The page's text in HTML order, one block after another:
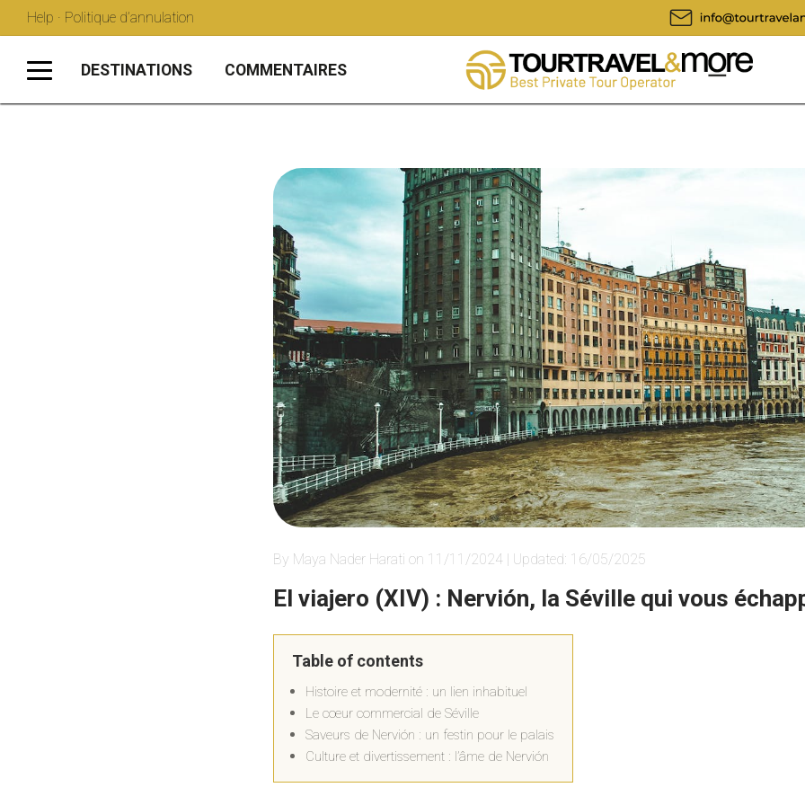
Help · Politique d’annulation
DESTINATIONS COMMENTAIRES
By Maya Nader Harati on 11/11/2024 | Updated: 16/05/2025
El viajero (XIV) : Nervión, la Séville qui vous
Table of contents
Histoire et modernité : un lien inhabituel
Le cœur commercial de Séville
Saveurs de Nervión : un festin pour le palais
Culture et divertissement : l’âme de Nervión